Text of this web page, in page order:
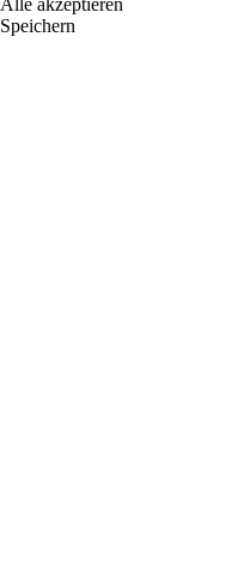
Alle akzeptieren
Speichern